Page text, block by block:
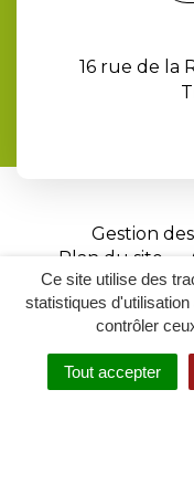
Ce site utilise des
statistiques
contrôler
Tout accepter
16 rue de la
Gestion
Plan du site